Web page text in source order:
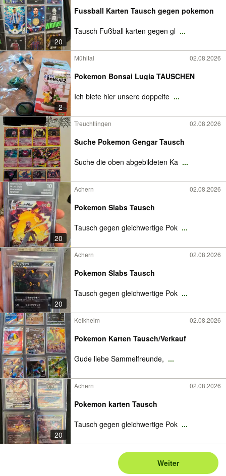
20
Fussball Karten Tausch gegen pokemon
Tausch Fußball karten gegen gl ...
2
Mühltal 02.08.2026
Pokemon Bonsai Lugia TAUSCHEN
Ich biete hier unsere doppelte ...
Treuchtlingen 02.08.2026
Suche Pokemon Gengar Tausch
Suche die oben abgebildeten Ka ...
20
Achern 02.08.2026
Pokemon Slabs Tausch
Tausch gegen gleichwertige Pok ...
20
Achern 02.08.2026
Pokemon Slabs Tausch
Tausch gegen gleichwertige Pok ...
Kelkheim 02.08.2026
Pokemon Karten Tausch/Verkauf
Gude liebe Sammelfreunde, ...
20
Achern 02.08.2026
Pokemon karten Tausch
Tausch gegen gleichwertige Pok ...
Weiter